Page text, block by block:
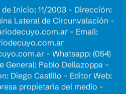
Inicio: 11/2003 - Dirección:
Lateral de Circunvalación -
- Email:
- Whatsapp: (054)
General: Pablo Dellazoppa -
Diego Castillo - Editor Web:
propietaria del medio -